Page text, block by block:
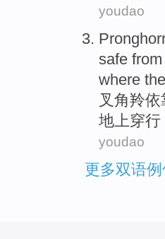
youdao
safe
where
叉角羚依
地上穿行
youdao
更多双语例